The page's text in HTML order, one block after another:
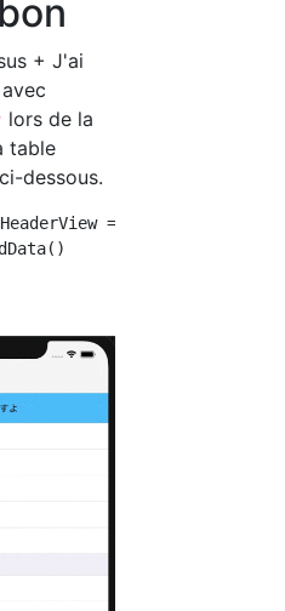
+ J'ai
lors de la
table
dessous.
= isHeaderShown